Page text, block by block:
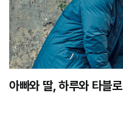
아빠와 딸, 하루와 타블로